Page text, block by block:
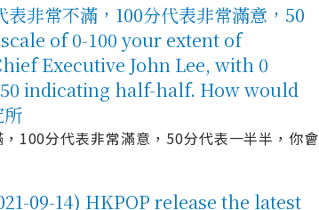
非常不滿，100分代表非常滿意，50
scale of 0-100 your extent of
Executive John Lee, with 0
indicating half-half. How would
100分代表非常滿意，50分代表一半半，你會
09-14) HKPOP release the latest